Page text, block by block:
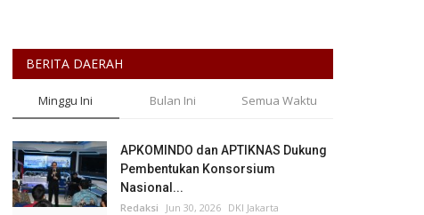
BERITA DAERAH
Minggu Ini Bulan Ini Semua Waktu
APKOMINDO dan APTIKNAS Dukung
Pembentukan Konsorsium
Nasional...
Redaksi Jun 30, 2026 DKI Jakarta